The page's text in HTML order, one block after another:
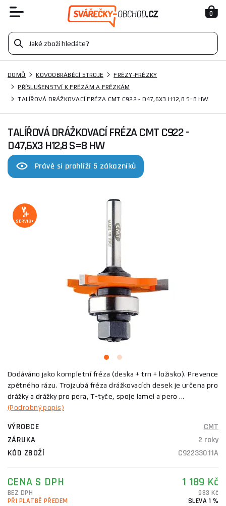
0
DOMŮ KOVOOBRÁBĚCÍ STROJE
FRÉZY-FRÉZKY
PŘÍSLUŠENSTVÍ K FRÉZÁM A FRÉZKÁM
TALÍŘOVÁ DRÁŽKOVACÍ FRÉZA CMT C922 - D47,6X3 H12,8 S=8 HW
TALÍŘOVÁ DRÁŽKOVACÍ FRÉZA CMT C922 -
D47,6X3 H12,8 S=8 HW
Právě si prohlíží 5 zákazníků
SERVIS+
Dodáváno jako kompletní fréza (deska + trn + ložisko). Prevence
zpětného rázu. Trojzubá fréza drážkovacích desek je určena pro
drážky a drážky pro pera, T-tyče, spoje lamel a pero ...
(Podrobný popis)
VÝROBCE
CMT
ZÁRUKA
2 roky
KÓD ZBOŽÍ
C92233011A
CENA S DPH 1 189 Kč
BEZ DPH
983 Kč
PŘI PLATBĚ PŘEDEM
SLEVA 1 %